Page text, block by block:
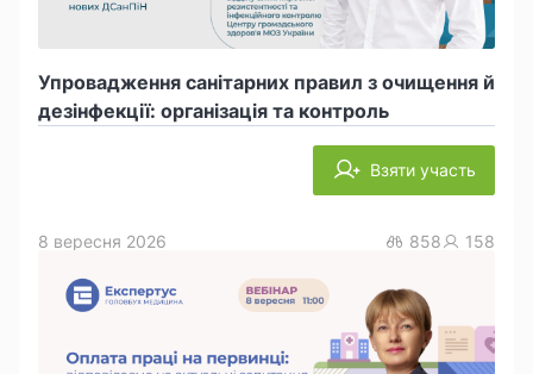
Упровадження санітарних правил з очищення й
дезінфекції: організація та контроль
Взяти участь
8 вересня 2026 858 158